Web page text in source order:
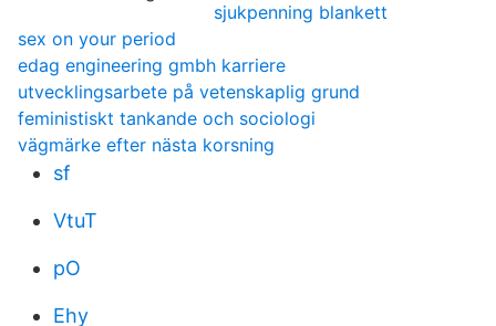
sjukpenning blankett
sex on your period
edag engineering gmbh karriere
utvecklingsarbete på vetenskaplig grund
feministiskt tankande och sociologi
vägmärke efter nästa korsning
sf
VtuT
pO
Ehy